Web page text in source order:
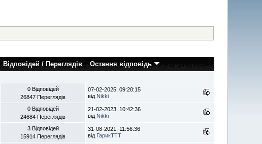
Відповідей / Переглядів Остання відповідь
0 Відповідей
26847 Переглядів
07-02-2025, 09:20:15
від Nikki
0 Відповідей
24684 Переглядів
21-02-2023, 10:42:36
від Nikki
3 Відповідей
15914 Переглядів
31-08-2021, 11:56:36
від ГарикTTT